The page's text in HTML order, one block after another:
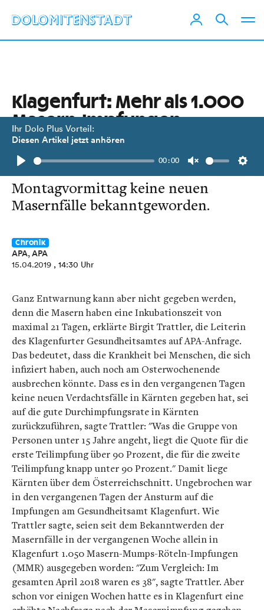
Ihr Dolo Plus Vorteil:
Diesen Artikel jetzt anhören
Play
00:00
Unmute
Klagenfurt: Mehr als 1.000
Masern-Impfungen
ausgegeben
In Kärnten sind bis
Montagvormittag keine neuen
Masernfälle bekanntgeworden.
Chronik
APA, APA
15.04.2019 , 14:30 Uhr
Ganz Entwarnung kann aber nicht gegeben werden,
denn die Masern haben eine Inkubationszeit von
maximal 21 Tagen, erklärte Birgit Trattler, die Leiterin
des Klagenfurter Gesundheitsamtes auf APA-Anfrage.
Das bedeutet, dass die Krankheit bei Menschen, die sich
infiziert haben, auch noch am Osterwochenende
ausbrechen könnte. Dass es in den vergangenen Tagen
keine neuen Verdachtsfälle in Kärnten gegeben hat, sei
auf die gute Durchimpfungsrate in Kärnten
zurückzuführen, sagte Trattler: "Was die Gruppe von
Personen unter 15 Jahre angeht, liegt die Quote für die
erste Teilimpfung über 90 Prozent, die für die zweite
Teilimpfung knapp unter 90 Prozent." Damit liege
Kärnten über dem Österreichschnitt. Ungebrochen war
in den vergangenen Tagen der Ansturm auf die
Impfungen am Gesundheitsamt Klagenfurt. Wie
Trattler sagte, seien seit dem Bekanntwerden der
Masernfälle in der vergangenen Woche allein in
Klagenfurt 1.050 Masern-Mumps-Röteln-Impfungen
(MMR) ausgegeben worden: "Zum Vergleich: Im
gesamten April 2018 waren es 38", sagte Trattler. Aber
schon vor einigen Wochen hatte es in Klagenfurt eine